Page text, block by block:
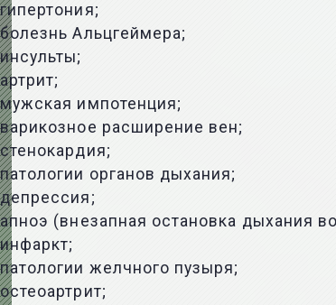
гипертония;
болезнь Альцгеймера;
инсульты;
артрит;
мужская импотенция;
варикозное расширение вен;
стенокардия;
патологии органов дыхания;
депрессия;
апноэ (внезапная остановка дыхания
инфаркт;
патологии желчного пузыря;
остеоартрит;